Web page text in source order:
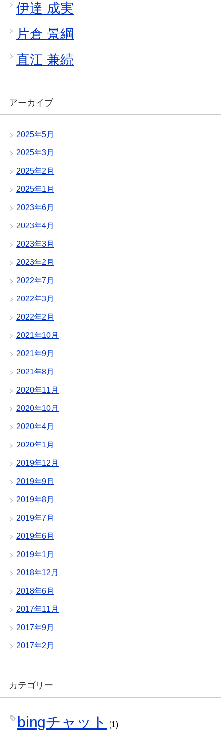
伊達 成実
片倉 景綱
直江 兼続
アーカイブ
2025年5月
2025年3月
2025年2月
2025年1月
2023年6月
2023年4月
2023年3月
2023年2月
2022年7月
2022年3月
2022年2月
2021年10月
2021年9月
2021年8月
2020年11月
2020年10月
2020年4月
2020年1月
2019年12月
2019年9月
2019年8月
2019年7月
2019年6月
2019年1月
2018年12月
2018年6月
2017年11月
2017年9月
2017年2月
カテゴリー
bingチャット (1)